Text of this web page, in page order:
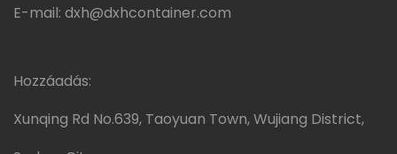
E-mail: dxh@dxhcontainer.com
Hozzáadás:
Xunqing Rd No.639, Taoyuan Town, Wujiang District,